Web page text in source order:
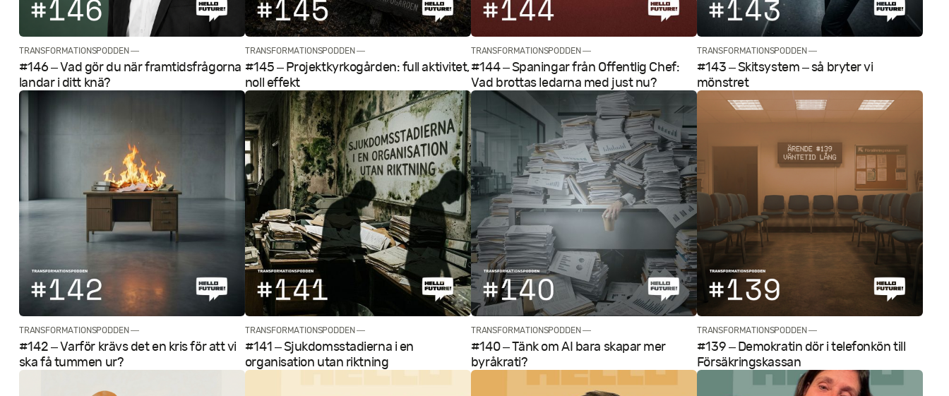
TRANSFORMATIONSPODDEN —
#146 – Vad gör du när framtidsfrågorna
landar i ditt knä?
TRANSFORMATIONSPODDEN —
#145 – Projektkyrkogården: full aktivitet,
noll effekt
TRANSFORMATIONSPODDEN —
#144 – Spaningar från Offentlig Chef:
Vad brottas ledarna med just nu?
TRANSFORMATIONSPODDEN —
#143 – Skitsystem – så bryter vi
mönstret
TRANSFORMATIONSPODDEN —
#142 – Varför krävs det en kris för att vi
ska få tummen ur?
TRANSFORMATIONSPODDEN —
#141 – Sjukdomsstadierna i en
organisation utan riktning
TRANSFORMATIONSPODDEN —
#140 – Tänk om AI bara skapar mer
byråkrati?
TRANSFORMATIONSPODDEN —
#139 – Demokratin dör i telefonkön till
Försäkringskassan